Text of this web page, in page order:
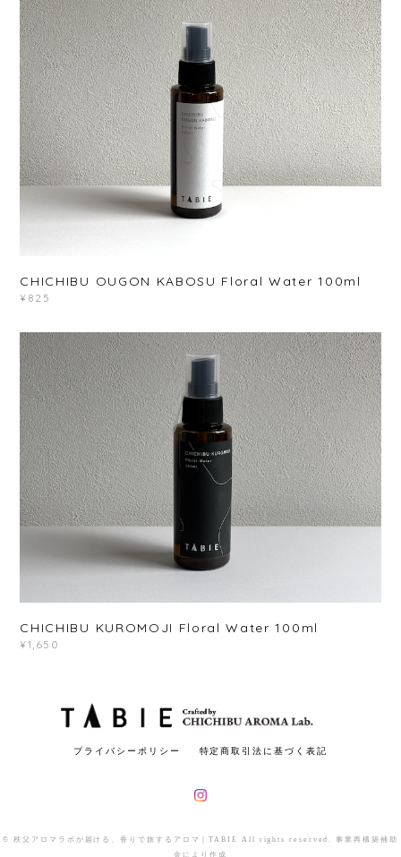
CHICHIBU OUGON KABOSU Floral Water 100ml
¥825
CHICHIBU KUROMOJI Floral Water 100ml
¥1,650
プライバシーポリシー 特定商取引法に基づく表記
© 秩父アロマラボが届ける、香りで旅するアロマ｜TABIE All rights reserved. 事業再構築補助
金により作成